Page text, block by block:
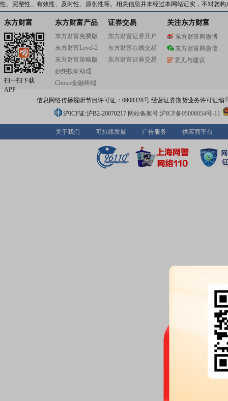
股东大会：于2026-05-20召开
2026-05-15
机构调研：2026年05月15日披
2026-05-11
公告：2026年05月11日发布《
告公告》
股收益0.31元
2026年04月27日公布
2026年04月27日公
户，比上期减少1564户
2026年第一季度
2025年年报预约
性、完整性、有效性、及时性、原创性等。相关信息并未经过本网站证实，不对您
东方财富
扫一扫下载
APP
东方财富产品
东方财富免费版
东方财富Level-2
东方财富策略版
妙想投研助理
Choice金融终端
证券交易
东方财富证券开户
东方财富在线交易
东方财富证券交易
关注东方财富
东方财富网微博
东方财富网微信
意见与建议
信息网络传播视听节目许可证：0908328号 经营证券期货业务许可证编
沪ICP证:沪B2-20070217 网站备案号:沪ICP备05006054号-11
关于我们 可持续发展 广告服务 供应商平台